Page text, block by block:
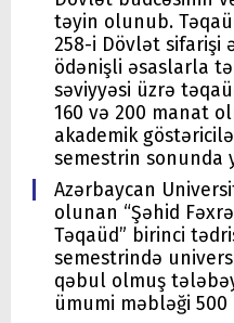
təyin olunub.
258-i Dövlət sifarişi
ödənişli əsaslarla
səviyyəsi üzrə
160 və 200 manat
akademik
semestrin sonunda
Azərbaycan
olunan “Şəhid
Təqaüd” birinci
semestrində
qəbul olmuş
ümumi məbləği